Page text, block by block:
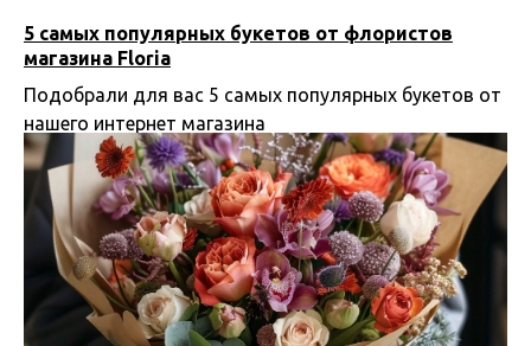
5 самых популярных букетов от флористов
магазина Floria
Подобрали для вас 5 самых популярных букетов от
нашего интернет магазина
23.04.2024 21:05